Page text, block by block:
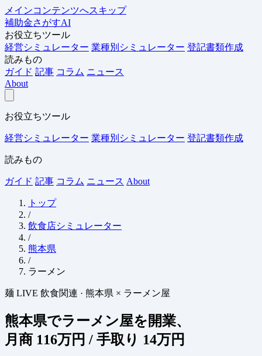
メインコンテンツへスキップ
補助金さがすAI
お役立ちツール
経営シミュレーター 業種別シミュレーター 登記書類作成
読みもの
ガイド 記事 コラム ニュース
About
お役立ちツール
経営シミュレーター 業種別シミュレーター 登記書類作成
読みもの
ガイド 記事 コラム ニュース About
トップ
/
飲食店シミュレーター
/
熊本県
/
ラーメン
麺 LIVE 飲食関連 · 熊本県 × ラーメン屋
熊本県でラーメン屋を開業、
月商 116万円 / 手取り 14万円